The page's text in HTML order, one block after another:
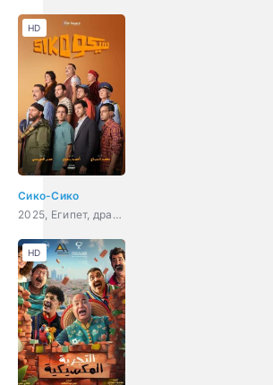
Сико-Сико
2025, Египет, драма, комедия, криминал
HD
HD